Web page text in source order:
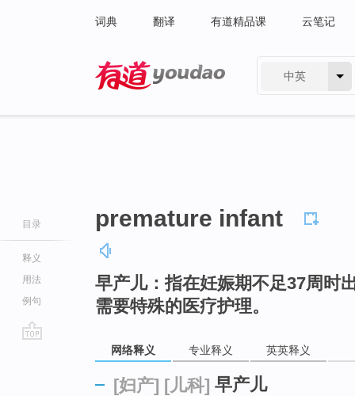
词典 翻译 有道精品课 云笔记
中英
目录
释义
用法
例句
premature infant
早产儿：指在妊娠期不足37周时
需要特殊的医疗护理。
网络释义 专业释义 英英释义
[妇产] [儿科] 早产儿